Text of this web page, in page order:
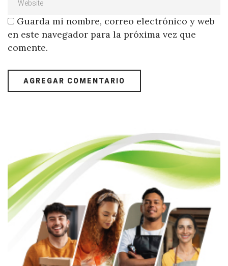
Guarda mi nombre, correo electrónico y web
en este navegador para la próxima vez que
comente.